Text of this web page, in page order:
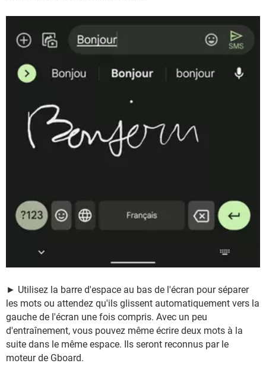
► Utilisez la barre d'espace au bas de l'écran pour séparer
les mots ou attendez qu'ils glissent automatiquement vers la
gauche de l'écran une fois compris. Avec un peu
d'entraînement, vous pouvez même écrire deux mots à la
suite dans le même espace. Ils seront reconnus par le
moteur de Gboard.